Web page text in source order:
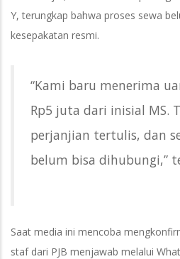
Y, terungkap bahwa proses sewa
kesepakatan resmi.
“Kami baru menerima
Rp5 juta dari inisial MS.
perjanjian tertulis, dan
belum bisa dihubungi,”
Saat media ini mencoba
staf dari PJB menjawab melalui